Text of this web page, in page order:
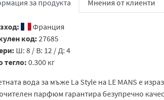
за продукта Мнения от клиенти
Франция
код: 27685
Ш: 8 / В: 12 / Д: 4
тегло: 0.300 кг
вода за мъже La Style на LE MANS е
парфюм гарантира безупречно